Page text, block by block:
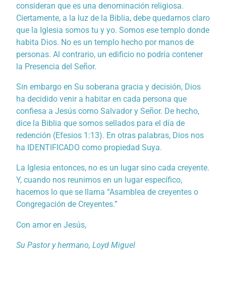
consideran que es una denominación religiosa.
Ciertamente, a la luz de la Biblia, debe quedarnos claro
que la Iglesia somos tu y yo. Somos ese templo donde
habita Dios. No es un templo hecho por manos de
personas. Al contrario, un edificio no podría contener
la Presencia del Señor.
Sin embargo en Su soberana gracia y decisión, Dios
ha decidido venir a habitar en cada persona que
confiesa a Jesús como Salvador y Señor. De hecho,
dice la Biblia que somos sellados para el día de
redención (Efesios 1:13). En otras palabras, Dios nos
ha IDENTIFICADO como propiedad Suya.
La Iglesia entonces, no es un lugar sino cada creyente.
Y, cuando nos reunimos en un lugar específico,
hacemos lo que se llama “Asamblea de creyentes o
Congregación de Creyentes.”
Con amor en Jesús,
Su Pastor y hermano, Loyd Miguel